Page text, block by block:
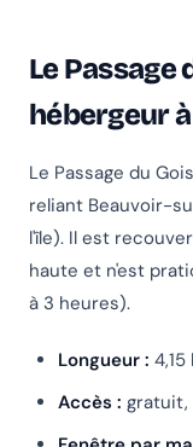
Le Passage
hébergeur
Le Passage du
reliant Beauvoir-
l'île). Il est
haute et n'est
à 3 heures).
Longueur : 4,15
Accès : gratuit,